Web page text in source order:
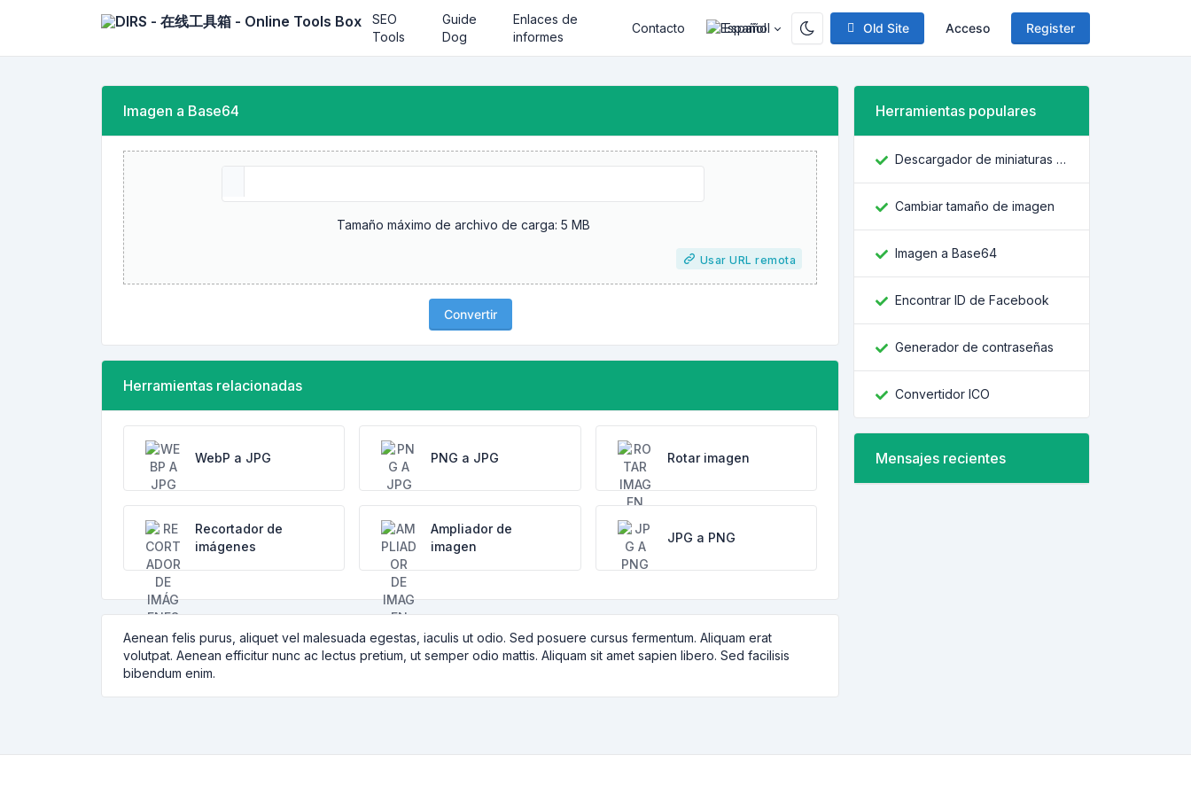
Old Site Acceso Register
SEO
Tools
Guide
Dog
Enlaces de
informes
Contacto Español
Imagen a Base64
Tamaño máximo de archivo de carga: 5 MB
Usar URL remota
Convertir
Herramientas relacionadas
WebP a JPG PNG a JPG Rotar imagen
Recortador de
imágenes
Ampliador de
imagen
JPG a PNG
Aenean felis purus, aliquet vel malesuada egestas, iaculis ut odio. Sed posuere cursus fermentum. Aliquam erat
volutpat. Aenean efficitur nunc ac lectus pretium, ut semper odio mattis. Aliquam sit amet sapien libero. Sed facilisis
bibendum enim.
Herramientas populares
Descargador de miniaturas de YouTube
Cambiar tamaño de imagen
Imagen a Base64
Encontrar ID de Facebook
Generador de contraseñas
Convertidor ICO
Mensajes recientes